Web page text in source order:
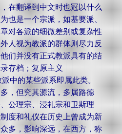
在翻译到中文时也冠以什么
也是一个宗派，如基要派、
对各派的细微差别或复杂性
人视为教派的群体则尽力反
们并没有正式教派具有的结
存档；复原主义
中的某些派系即属此类。
，但究其源流，多属路德
公理宗、浸礼宗和卫斯理
度和礼仪在历史上曾成为新
多，影响深远，在西方，称